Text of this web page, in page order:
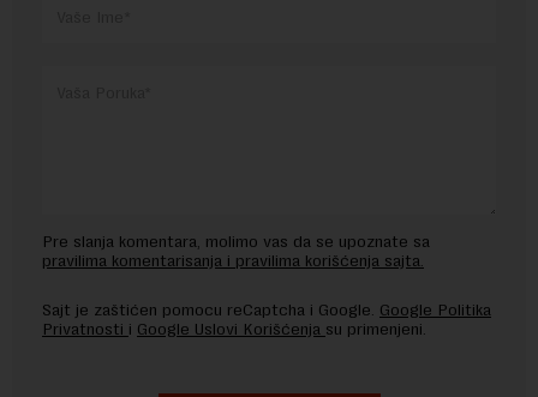
Pre slanja komentara, molimo vas da se upoznate sa
pravilima komentarisanja i pravilima korišćenja sajta.
Sajt je zaštićen pomocu reCaptcha i Google. Google Politika
Privatnosti i Google Uslovi Korišćenja su primenjeni.